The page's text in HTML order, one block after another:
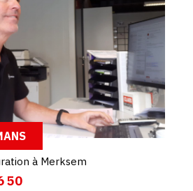
à Merksem
50